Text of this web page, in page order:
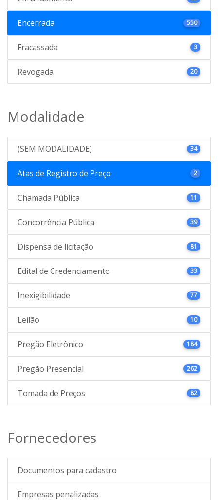
Encerrada 550
Fracassada 3
Revogada 20
Modalidade
(SEM MODALIDADE) 34
Atas de Registro de Preço 2
Chamada Pública 11
Concorrência Pública 39
Dispensa de licitação 81
Edital de Credenciamento 33
Inexigibilidade 77
Leilão 10
Pregão Eletrônico 184
Pregão Presencial 262
Tomada de Preços 82
Fornecedores
Documentos para cadastro
Empresas penalizadas